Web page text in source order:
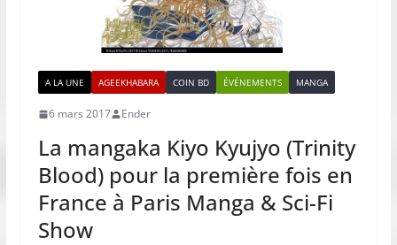
A LA UNE AGEEKHABARA COIN BD ÉVÉNEMENTS MANGA
6 mars 2017 Ender
La mangaka Kiyo Kyujyo (Trinity
Blood) pour la première fois en
France à Paris Manga & Sci-Fi
Show